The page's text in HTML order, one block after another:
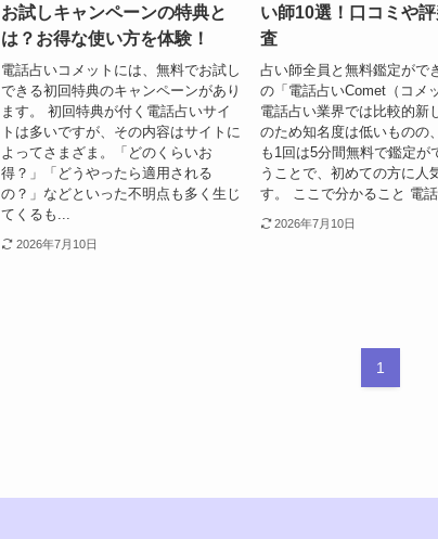
お試しキャンペーンの特典と
は？お得な使い方を体験！
電話占いコメットには、無料でお試し
できる初回特典のキャンペーンがあり
ます。 初回特典が付く電話占いサイ
トは多いですが、その内容はサイトに
よってさまざま。「どのくらいお
得？」「どうやったら適用される
の？」などといった不明点も多く生じ
てくるも...
2026年7月10日
い師10選！口コミや
査
占い師全員と無料鑑定がで
の「電話占いComet（コメ
電話占い業界では比較的新
のため知名度は低いものの
も1回は5分間無料で鑑定が
うことで、初めての方に人
す。 ここで分かること 電話
2026年7月10日
1